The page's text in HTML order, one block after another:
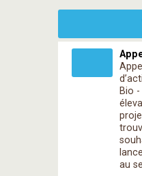
Bio
au